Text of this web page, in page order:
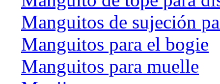
Manguitos de sujeción
Manguitos para el bogie
Manguitos para muelle